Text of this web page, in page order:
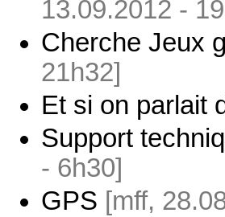
13.09.2012 -
Cherche Jeux
21h32]
Et si on parlait
Support
- 6h30]
GPS [mff,